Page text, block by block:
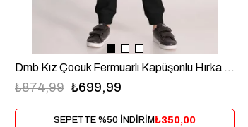
Dmb Kız Çocuk Fermuarlı Kapüşonlu Hırka 3-8 Yaş Siyah
₺699,99
₺874,99
SEPETTE %50 İNDİRİM₺350,00